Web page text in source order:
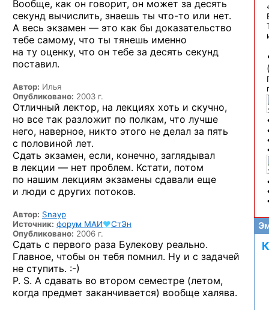
Вообще, как он говорит, он может за десять
секунд вычислить, знаешь ты что-то или нет.
А весь экзамен — это как бы доказательство
тебе самому, что ты тянешь именно
на ту оценку, что он тебе за десять секунд
поставил.
Автор: Илья
Опубликовано: 2003 г.
Отличный лектор, на лекциях хоть и скучно,
но все так разложит по полкам, что лучше
него, наверное, никто этого не делал за пять
с половиной лет.
Сдать экзамен, если, конечно, заглядывал
в лекции — нет проблем. Кстати, потом
по нашим лекциям экзамены сдавали еще
и люди с других потоков.
Автор: Snayp
Источник: форум МАИ♥СтЭн
Опубликовано: 2006 г.
Сдать с первого раза Булекову реально.
Главное, чтобы он тебя помнил. Ну и с задачей
не ступить. :-)
P. S. А сдавать во втором семестре (летом,
когда предмет заканчивается) вообще халява.